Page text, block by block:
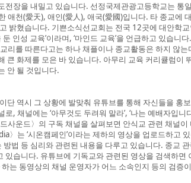
전장을 내밀고 있습니다. 선정국제관광고등학교는 통
애천(愛天), 애인(愛人), 애국(愛國)입니다. 타 종교에
밝혔습니다. 기쁜소식선교회는 전국 12곳에 대안학
인성 교육’이라며, ‘마인드 교육’을 언급하고 있습니
리를 따른다고는 하나 채플이나 종교활동은 하지 않
큰 화제를 모은 바 있습니다. 아무리 교육 커리큘럼이
안 될 것입니다.
단 역시 그 상황에 발맞춰 유튜브를 통해 자신들을 홍
, 채널에는 ‘아무것도 두려워 말라’, ‘나는 예배자입니
사운드〉의 구독 채널을 살펴보면 안식교 관련 채널
는 ‘시온캠페인’이라는 제하의 영상을 업로드하고
법 등 심리와 관련된 내용을 다루고 있습니다. 종교
있습니다. 유튜브에 기독교와 관련된 영상을 검색하면
는 동영상의 채널 운영자가 어느 소속인지 등의 검증